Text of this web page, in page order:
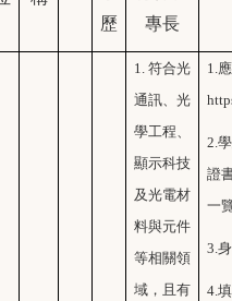
歷
專長
1. 符合光
通訊、光
學工程、
顯示科技
及光電材
料與元件
等相關領
域，且有
1.
2.
證
一
3.
4.